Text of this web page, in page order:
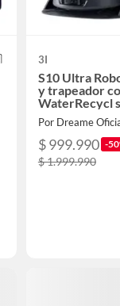
3I
S10 Ultra
y trapeador
WaterRecycl
13000Pa
Por Dreame
$ 999.990 -
$ 1.999.990